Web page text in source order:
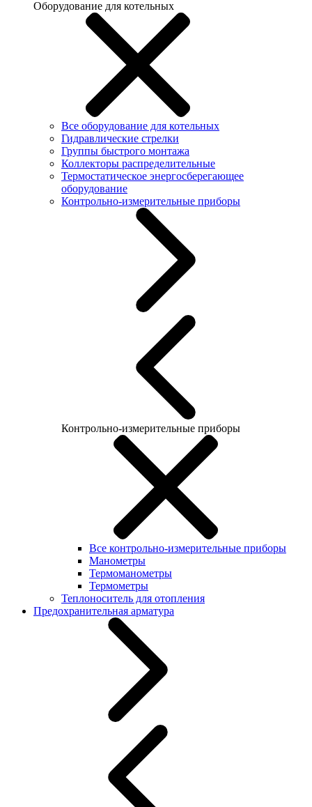
Оборудование для котельных
Все оборудование для котельных
Гидравлические стрелки
Группы быстрого монтажа
Коллекторы распределительные
Термостатическое энергосберегающее
оборудование
Контрольно-измерительные приборы
Контрольно-измерительные приборы
Все контрольно-измерительные приборы
Манометры
Термоманометры
Термометры
Теплоноситель для отопления
Предохранительная арматура